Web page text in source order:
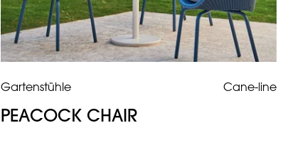
Gartenstühle Cane-line
PEACOCK CHAIR